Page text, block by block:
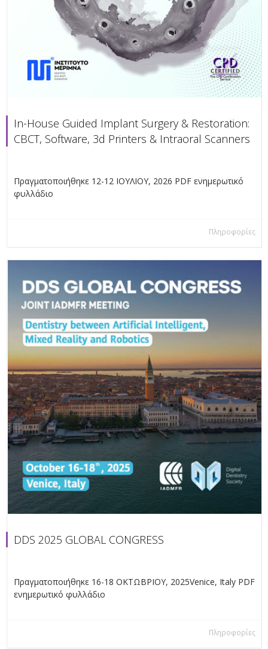
In-House Guided Implant Surgery & Restoration:
CBCT, Software, 3d Printers & Intraoral Scanners
Πραγματοποιήθηκε 12-12 ΙΟΥΛΙΟΥ, 2026 PDF ενημερωτικό
φυλλάδιο
Πληροφορίες
DDS 2025 GLOBAL CONGRESS
Πραγματοποιήθηκε 16-18 ΟΚΤΩΒΡΙΟΥ, 2025Venice, Italy PDF
ενημερωτικό φυλλάδιο
Πληροφορίες